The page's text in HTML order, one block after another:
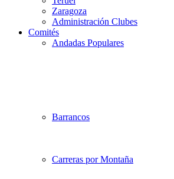
Zaragoza
Administración Clubes
Comités
Andadas Populares
Barrancos
Carreras por Montaña